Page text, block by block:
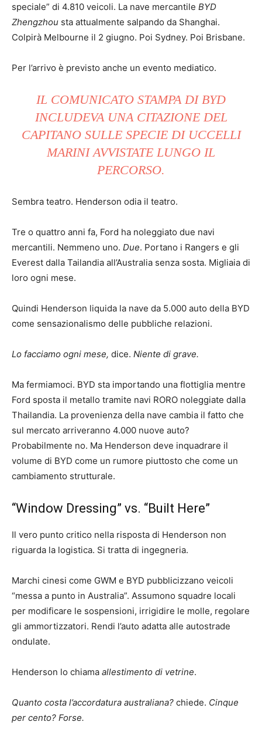
speciale” di 4.810 veicoli. La nave mercantile BYD
Zhengzhou sta attualmente salpando da Shanghai.
Colpirà Melbourne il 2 giugno. Poi Sydney. Poi Brisbane.
Per l’arrivo è previsto anche un evento mediatico.
IL COMUNICATO STAMPA DI BYD
INCLUDEVA UNA CITAZIONE DEL
CAPITANO SULLE SPECIE DI UCCELLI
MARINI AVVISTATE LUNGO IL
PERCORSO.
Sembra teatro. Henderson odia il teatro.
Tre o quattro anni fa, Ford ha noleggiato due navi
mercantili. Nemmeno uno. Due. Portano i Rangers e gli
Everest dalla Tailandia all’Australia senza sosta. Migliaia di
loro ogni mese.
Quindi Henderson liquida la nave da 5.000 auto della BYD
come sensazionalismo delle pubbliche relazioni.
Lo facciamo ogni mese, dice. Niente di grave.
Ma fermiamoci. BYD sta importando una flottiglia mentre
Ford sposta il metallo tramite navi RORO noleggiate dalla
Thailandia. La provenienza della nave cambia il fatto che
sul mercato arriveranno 4.000 nuove auto?
Probabilmente no. Ma Henderson deve inquadrare il
volume di BYD come un rumore piuttosto che come un
cambiamento strutturale.
“Window Dressing” vs. “Built Here”
Il vero punto critico nella risposta di Henderson non
riguarda la logistica. Si tratta di ingegneria.
Marchi cinesi come GWM e BYD pubblicizzano veicoli
“messa a punto in Australia”. Assumono squadre locali
per modificare le sospensioni, irrigidire le molle, regolare
gli ammortizzatori. Rendi l’auto adatta alle autostrade
ondulate.
Henderson lo chiama allestimento di vetrine.
Quanto costa l’accordatura australiana? chiede. Cinque
per cento? Forse.